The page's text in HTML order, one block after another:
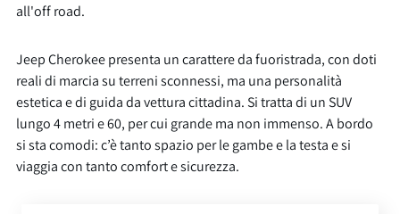
all'off road.
Jeep Cherokee presenta un carattere da fuoristrada, con doti
reali di marcia su terreni sconnessi, ma una personalità
estetica e di guida da vettura cittadina. Si tratta di un SUV
lungo 4 metri e 60, per cui grande ma non immenso. A bordo
si sta comodi: c’è tanto spazio per le gambe e la testa e si
viaggia con tanto comfort e sicurezza.